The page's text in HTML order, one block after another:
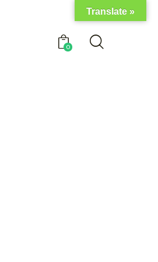
0
Translate »